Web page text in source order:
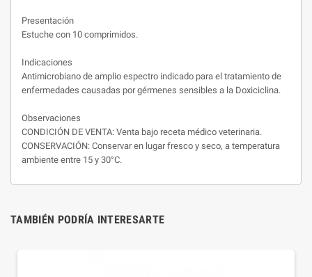
Presentación
Estuche con 10 comprimidos.
Indicaciones
Antimicrobiano de amplio espectro indicado para el tratamiento de
enfermedades causadas por gérmenes sensibles a la Doxiciclina.
Observaciones
CONDICIÓN DE VENTA: Venta bajo receta médico veterinaria.
CONSERVACIÓN: Conservar en lugar fresco y seco, a temperatura
ambiente entre 15 y 30°C.
TAMBIÉN PODRÍA INTERESARTE